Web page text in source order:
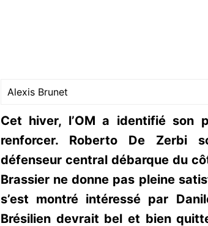
Alexis Brunet
Cet hiver, l’OM a identifié son
renforcer. Roberto De Zerbi
défenseur central débarque du
Brassier ne donne pas pleine
s’est montré intéressé par
Brésilien devrait bel et bien